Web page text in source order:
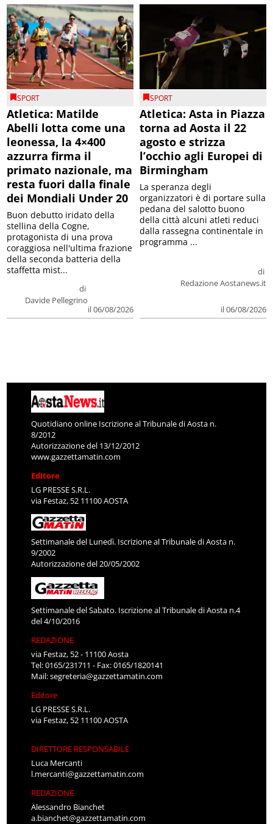
SPORT
Atletica: Matilde
Abelli lotta come una
leonessa, la 4×400
azzurra firma il
primato nazionale, ma
resta fuori dalla finale
dei Mondiali Under 20
di
Davide Pellegrino
il 06/08/2026
Buon debutto iridato della
stellina della Cogne,
protagonista di una prova
coraggiosa nell'ultima frazione
della seconda batteria della
staffetta mist...
SPORT
Atletica: Asta in Piazza
torna ad Aosta il 22
agosto e strizza
l’occhio agli Europei di
Birmingham
di
Redazione Aostanews.it
il 06/08/2026
La speranza degli
organizzatori è di portare sulla
pedana del salotto buono
della città alcuni atleti reduci
dalla rassegna continentale in
programma ...
Quotidiano online Iscrizione al Tribunale di Aosta n.
8/2012
Autorizzazione del 13/12/2012
www.gazzettamatin.com
Editore
LG PRESSE S.R.L.
via Festaz, 52 11100 AOSTA
Settimanale del Lunedì. Iscrizione al Tribunale di Aosta n.
9/2002
Autorizzazione del 20/05/2002
Settimanale del Sabato. Iscrizione al Tribunale di Aosta n.4
del 4/10/2016
REDAZIONE
via Festaz, 52 - 11100 Aosta
Tel: 0165/231711 - Fax: 0165/1820141
Mail:segreteria@gazzettamatin.com
Editore
LG PRESSE S.R.L.
via Festaz, 52 11100 AOSTA
DIRETTORE RESPONSABILE
Luca Mercanti
l.mercanti@gazzettamatin.com
REDAZIONE
Alessandro Bianchet
a.bianchet@gazzettamatin.com